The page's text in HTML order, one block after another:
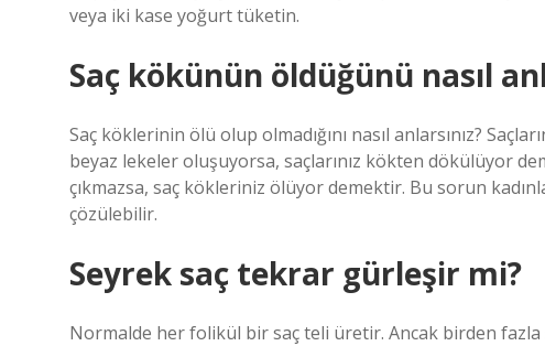
veya iki kase yoğurt tüketin.
Saç kökünün öldüğünü nasıl
Saç köklerinin ölü olup olmadığını nasıl anlarsınız?
beyaz lekeler oluşuyorsa, saçlarınız kökten dökülüyor
çıkmazsa, saç kökleriniz ölüyor demektir. Bu sorun
çözülebilir.
Seyrek saç tekrar gürleşir mi?
Normalde her folikül bir saç teli üretir. Ancak birden fazla